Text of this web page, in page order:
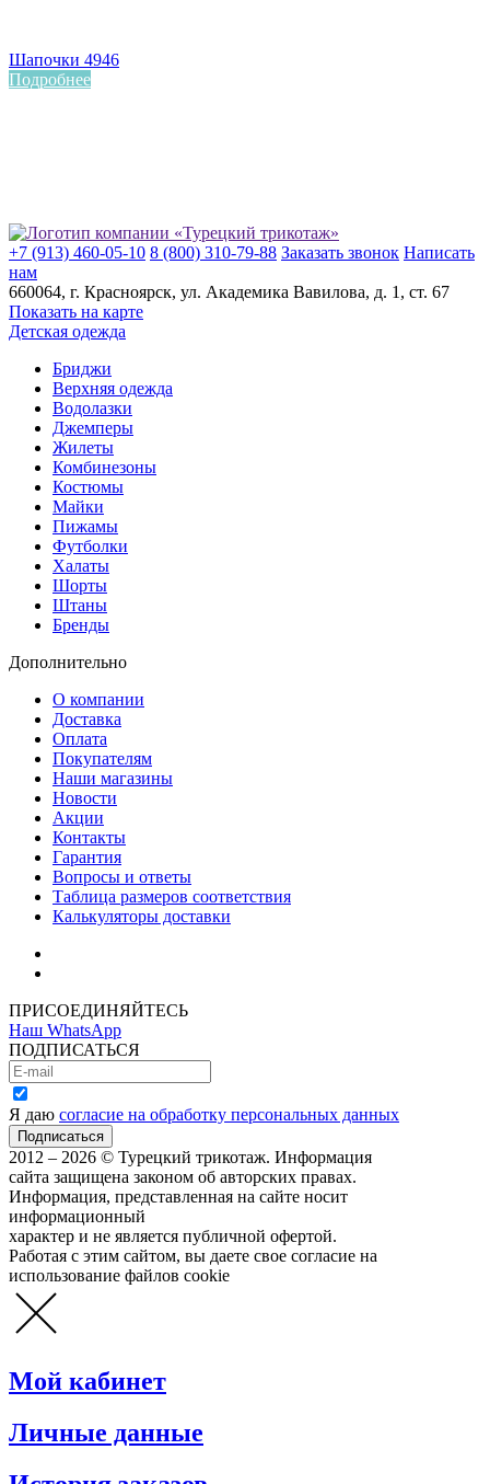
Шапочки 4946
Подробнее
+7 (913) 460-05-10 8 (800) 310-79-88 Заказать звонок Написать
нам
660064, г. Красноярск, ул. Академика Вавилова, д. 1, ст. 67
Показать на карте
Детская одежда
Бриджи
Верхняя одежда
Водолазки
Джемперы
Жилеты
Комбинезоны
Костюмы
Майки
Пижамы
Футболки
Халаты
Шорты
Штаны
Бренды
Дополнительно
О компании
Доставка
Оплата
Покупателям
Наши магазины
Новости
Акции
Контакты
Гарантия
Вопросы и ответы
Таблица размеров соответствия
Калькуляторы доставки
ПРИСОЕДИНЯЙТЕСЬ
Наш WhatsApp
ПОДПИСАТЬСЯ
Я даю согласие на обработку персональных данных
2012 – 2026 © Турецкий трикотаж. Информация
сайта защищена законом об авторских правах.
Информация, представленная на сайте носит
информационный
характер и не является публичной офертой.
Работая с этим сайтом, вы даете свое согласие на
использование файлов cookie
Мой кабинет
Личные данные